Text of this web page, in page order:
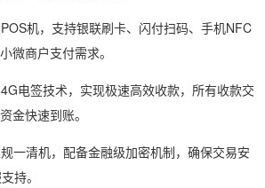
机，支持银联刷卡、闪付扫码、手机NFC
微商户支付需求。
电签技术，实现极速高效收款，所有收款交
金快速到账。
一清机，配备金融级加密机制，确保交易安
持。